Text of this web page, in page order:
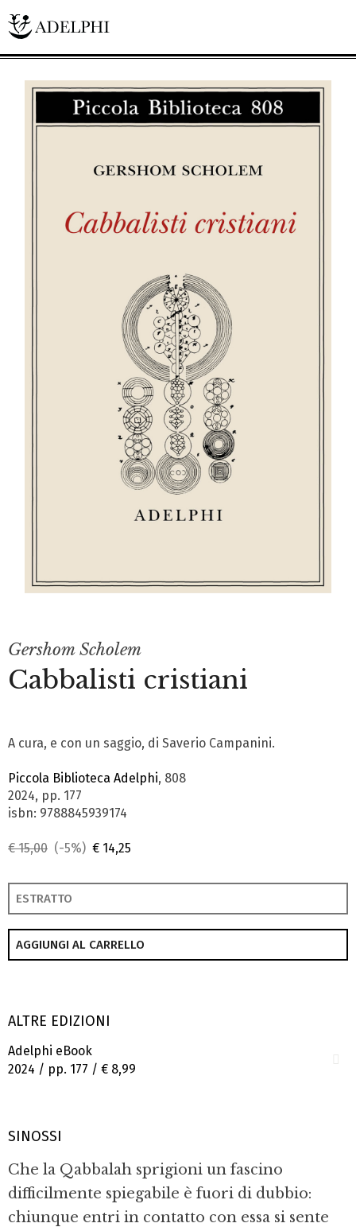
Gershom Scholem
Cabbalisti cristiani
A cura, e con un saggio, di Saverio Campanini.
Piccola Biblioteca Adelphi, 808
2024, pp. 177
isbn: 9788845939174
€ 15,00 (-5%) € 14,25
ESTRATTO
AGGIUNGI AL CARRELLO
ALTRE EDIZIONI
Adelphi eBook
2024 / pp. 177 / € 8,99
SINOSSI
Che la Qabbalah sprigioni un fascino
difficilmente spiegabile è fuori di dubbio:
chiunque entri in contatto con essa si sente